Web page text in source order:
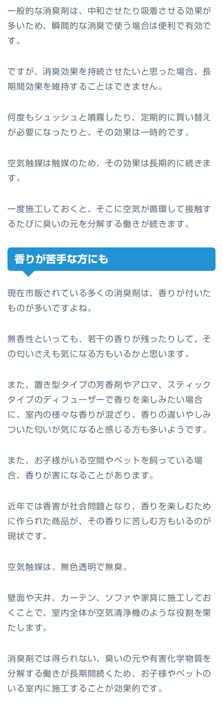
一般的な消臭剤は、中和させたり吸着させる効果が
多いため、瞬間的な消臭で使う場合は便利で有効で
す。
ですが、消臭効果を持続させたいと思った場合、長
期間効果を維持することはできません。
何度もシュッシュと噴霧したり、定期的に買い替え
が必要になったりと、その効果は一時的です。
空気触媒は触媒のため、その効果は長期的に続きま
す。
一度施工しておくと、そこに空気が循環して接触す
るたびに臭いの元を分解する働きが続きます。
香りが苦手な方にも
現在市販されている多くの消臭剤は、香りが付いた
ものが多いですよね。
無香性といっても、若干の香りが残ったりして、そ
の匂いさえも気になる方もいるかと思います。
また、置き型タイプの芳香剤やアロマ、スティック
タイプのディフューザーで香りを楽しみたい場合
に、室内の様々な香りが混ざり、香りの違いやしみ
ついた匂いが気になると感じる方も多いようです。
また、お子様がいる空間やペットを飼っている場
合、香りが害になることがあります。
近年では香害が社会問題となり、香りを楽しむため
に作られた商品が、その香りに苦しむ方もいるのが
現状です。
空気触媒は、無色透明で無臭。
壁面や天井、カーテン、ソファや家具に施工してお
くことで、室内全体が空気清浄機のような役割を果
たします。
消臭剤では得られない、臭いの元や有害化学物質を
分解する働きが長期間続くため、お子様やペットの
いる室内に施工することが効果的です。